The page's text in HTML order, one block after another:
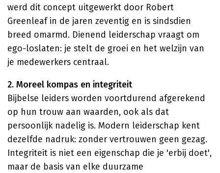
werd dit concept uitgewerkt door Robert
Greenleaf in de jaren zeventig en is sindsdien
breed omarmd. Dienend leiderschap vraagt om
ego-loslaten: je stelt de groei en het welzijn van
je medewerkers centraal.
2. Moreel kompas en integriteit
Bijbelse leiders worden voortdurend afgerekend
op hun trouw aan waarden, ook als dat
persoonlijk nadelig is. Modern leiderschap kent
dezelfde nadruk: zonder vertrouwen geen gezag.
Integriteit is niet een eigenschap die je 'erbij doet',
maar de basis van elke duurzame